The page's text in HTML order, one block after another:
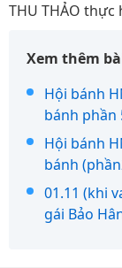
THU THẢO thực
Xem thêm
Hội bánh
bánh phần
Hội bánh
bánh
01.11 (khi
gái Bảo